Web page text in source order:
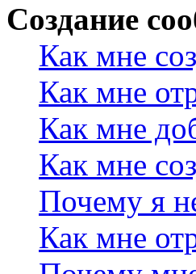
Создание
Как мне
Как мне
Как мне
Как мне
Почему я
Как мне